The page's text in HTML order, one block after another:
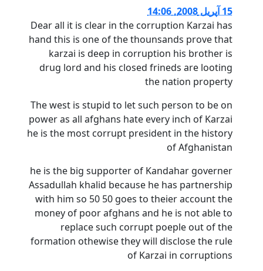
15 آپریل 2008, 14:06
Dear all it is clear in the corruption Karzai has
hand this is one of the thounsands prove that
karzai is deep in corruption his brother is
drug lord and his closed frineds are looting
the nation property
The west is stupid to let such person to be on
power as all afghans hate every inch of Karzai
he is the most corrupt president in the history
of Afghanistan
he is the big supporter of Kandahar governer
Assadullah khalid because he has partnership
with him so 50 50 goes to theier account the
money of poor afghans and he is not able to
replace such corrupt poeple out of the
formation othewise they will disclose the rule
of Karzai in corruptions